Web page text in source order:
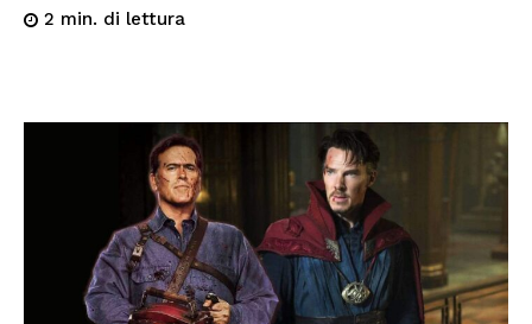
2 min. di lettura